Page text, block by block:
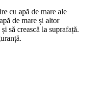
cu apă de mare ale
de mare și altor
să crească la suprafață.